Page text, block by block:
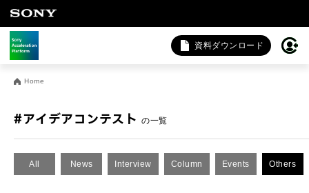
資料ダウンロード
Home
#アイデアコンテスト の一覧
All News Interview Column Events Others
お問い合わせ
法人向けサービスに関するご相談・お問い合わせは以下のボタ
法人お問い合わせ